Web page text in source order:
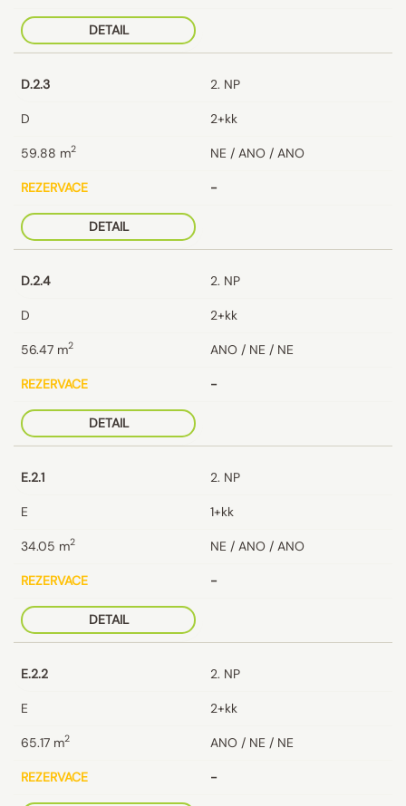
DETAIL
D.2.3 2. NP
D 2+kk
59.88 m2 NE / ANO / ANO
REZERVACE -
DETAIL
D.2.4 2. NP
D 2+kk
56.47 m2 ANO / NE / NE
REZERVACE -
DETAIL
E.2.1 2. NP
E 1+kk
34.05 m2 NE / ANO / ANO
REZERVACE -
DETAIL
E.2.2 2. NP
E 2+kk
65.17 m2 ANO / NE / NE
REZERVACE -